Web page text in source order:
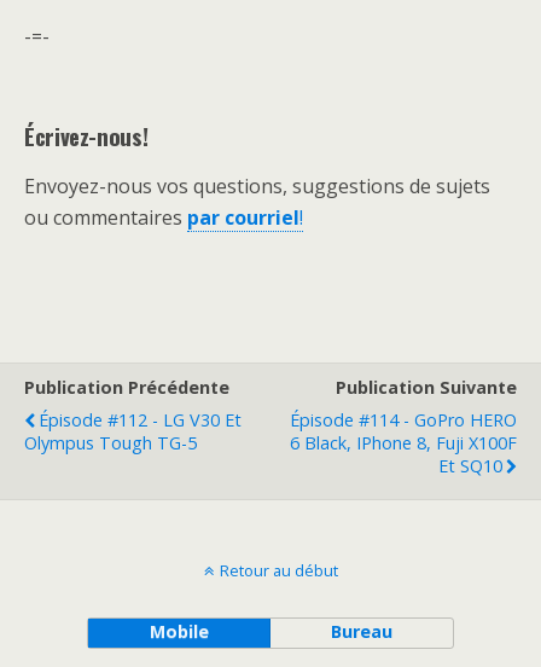
-=-
Écrivez-nous!
Envoyez-nous vos questions, suggestions de sujets
ou commentaires par courriel!
Publication Précédente
Épisode #112 - LG V30 Et
Olympus Tough TG-5
Publication Suivante
Épisode #114 - GoPro HERO
6 Black, IPhone 8, Fuji X100F
Et SQ10
Retour au début
Mobile Bureau